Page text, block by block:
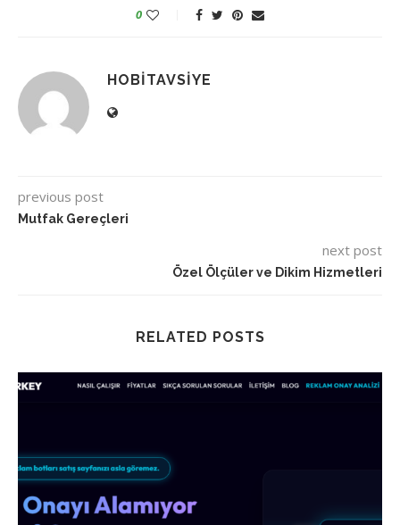
0
HOBITAVSIYE
previous post
Mutfak Gereçleri
next post
Özel Ölçüler ve Dikim Hizmetleri
RELATED POSTS